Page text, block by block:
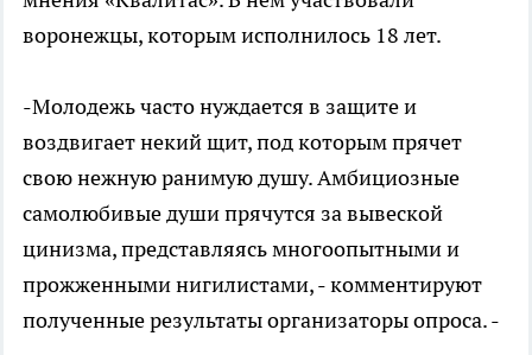
воронежцы, которым исполнилось 18 лет.
-Молодежь часто нуждается в защите и
воздвигает некий щит, под которым прячет
свою нежную ранимую душу. Амбициозные
самолюбивые души прячутся за вывеской
цинизма, представляясь многоопытными и
прожженными нигилистами, - комментируют
полученные результаты организаторы опроса. -